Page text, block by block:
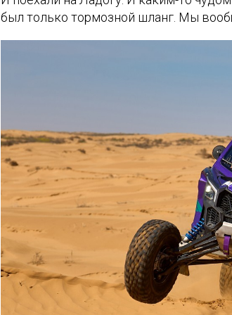
был только тормозной шланг. Мы